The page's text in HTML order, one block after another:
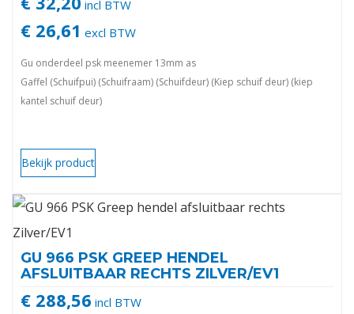
incl BTW
€ 26,61 excl BTW
Gu onderdeel psk meenemer 13mm as
Gaffel (Schuifpui) (Schuifraam) (Schuifdeur) (Kiep schuif deur) (kiep
kantel schuif deur)
Bekijk product
GU 966 PSK GREEP HENDEL
AFSLUITBAAR RECHTS ZILVER/EV1
€ 288,56 incl BTW